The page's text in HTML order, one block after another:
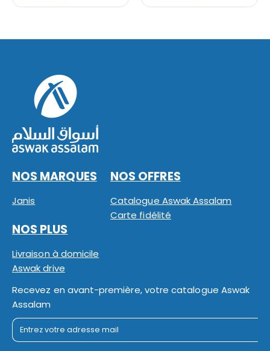
NOS MARQUES
Janis
NOS OFFRES
Catalogue Aswak Assalam
Carte fidélité
NOS PLUS
Livraison à domicile
Aswak drive
Recevez en avant-première, votre catalogue Aswak
Assalam